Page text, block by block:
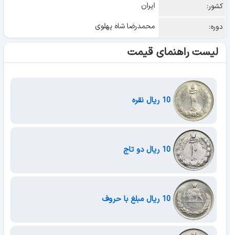
کشور:
ایران
دوره:
محمدرضا شاه پهلوی
لیست راهنمای قیمت